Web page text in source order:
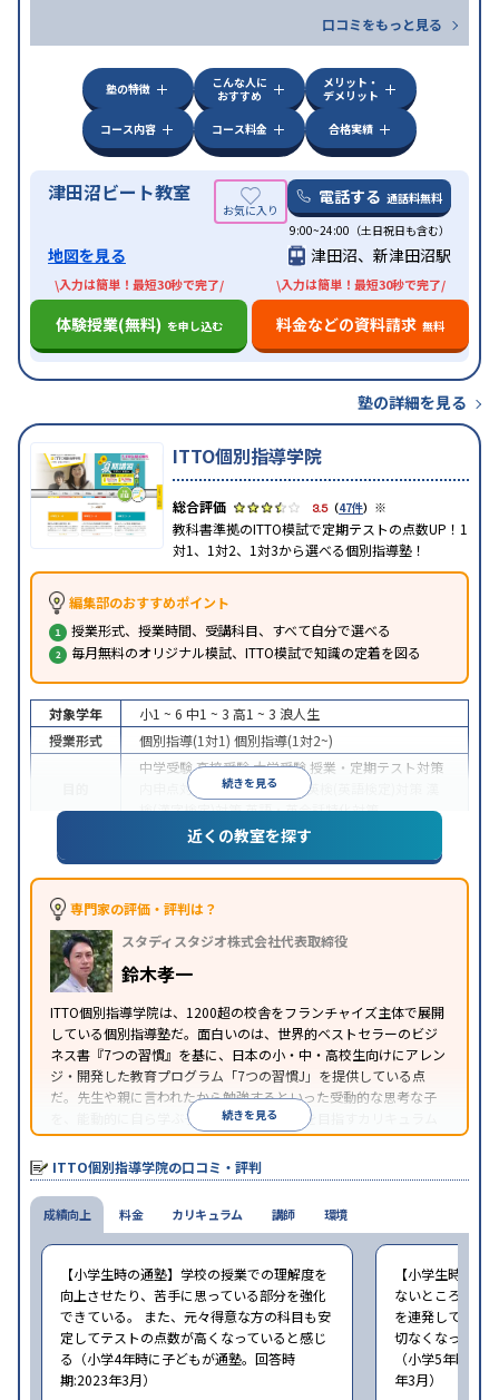
口コミをもっと見る
塾の特徴
こんな人に
おすすめ
メリット・
デメリット
コース内容
コース料金 合格実績
津田沼ビート教室 電話する 通話料無料
9:00~24:00（土日祝日も含む）
地図を見る 津田沼、新津田沼駅
\入力は簡単！最短30秒で完了/
体験授業(無料) を申し込む
\入力は簡単！最短30秒で完了/
料金などの資料請求 無料
塾の詳細を見る
ITTO個別指導学院
3.5（47件） ※
教科書準拠のITTO模試で定期テストの点数UP！1
対1、1対2、1対3から選べる個別指導塾！
編集部のおすすめポイント
授業形式、授業時間、受講科目、すべて自分で選べる
毎月無料のオリジナル模試、ITTO模試で知識の定着を図る
続きを見る
対象学年 小1 ~ 6 中1 ~ 3 高1 ~ 3 浪人生
授業形式
個別指導(1対1) 個別指導(1対2~)
中学受験高校受験大学受験 授業・定期テスト対策
内申点対策
学習習慣の定着 英検(英語検定)対策
検(漢字検定)対策英語・英会話特化対策
1科目から受講可能季節講習のみの受講可
※2023年3月調査。小学校高学年の個別指導塾アンケート調査方法を参
近くの教室を探す
専門家の評価・評判は？
スタディスタジオ株式会社代表取締役
鈴木孝一
ITTO個別指導学院は、1200超の校舎をフランチャイズ主体で展開
している個別指導塾だ。面白いのは、世界的ベストセラーのビジ
ネス書『7つの習慣』を基に、日本の小・中・高校生向けにアレン
ジ・開発した教育プログラム「7つの習慣J」を提供している点
だ。先生や親に言われたから勉強するといった受動的な思考な子
を、能動的に自ら学ぶ子に育てていくことを目指すカリキュラム
である。個別指導の授業とは別に、集団授業形式の特別講座とし
て別料金で提供されるので、単なる成績アップ以上の、子どもの
心の成長を求める家庭にオススメだ。
続きを見る
ITTO個別指導学院の口コミ・評判
成績向上
【小学生時の通塾】学校の授業での理解度を
向上させたり、苦手に思っている部分を強化
できている。 また、元々得意な方の科目も安
定してテストの点数が高くなっていると感じ
る（小学4年時に子どもが通塾。回答時
期:2023年3月）
【小学生時の通
ないところがあ
を連発していた
切なくなった。
（小学5年時に
年3月）
料金 カリキュラム 講師 環境